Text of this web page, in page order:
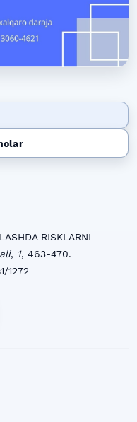
RISKLARNI
, 1, 463-470.
1272